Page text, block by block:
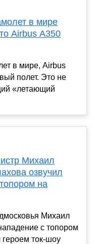
в мире
Airbus A350
в мире, Airbus
полет. Это не
«летающий
Михаил
озвучил
на
Михаил
с топором
ток-шоу